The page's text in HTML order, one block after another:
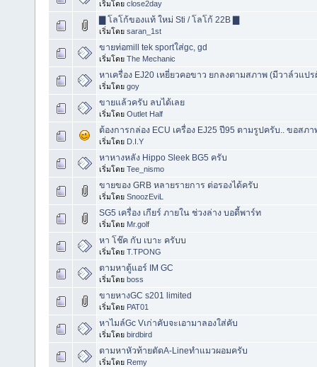
เริ่มโดย close2day
▇ โลโก้ของแท้ ใหม่ Sti / โลโก้ 22B ▇
เริ่มโดย saran_1st
ขายท่อmill tek sportใส่gc, gd
เริ่มโดย The Mechanic
หาเครื่อง EJ20 เหยี่ยวคอขาว ยกลงตามสภาพ (มีวาล์วแป
เริ่มโดย goy
ขายแล้วครับ ลบได้เลย
เริ่มโดย Outlet Half
ต้องการกล่อง ECU เครื่อง EJ25 ปี95 ตามรูปครับ.. ขอสภ
เริ่มโดย D.I.Y
หาหางหลัง Hippo Sleek BG5 ครับ
เริ่มโดย Tee_nismo
ขายของ GRB หลายรายการ ต่อรองได้ครับ
เริ่มโดย SnoozEviL
SG5 เครื่อง เกียร์ ภายใน ช่วงล่าง บอดี้พาร์ท
เริ่มโดย Mr.golf
หา โช๊ค กับ เบาะ ครับบ
เริ่มโดย T.TPONG
ตามหาตู้แอร์ IM GC
เริ่มโดย boss
ขายหางGC s201 limited
เริ่มโดย PAT01
หาไมล์Gc Vเก่าคับจะเอามาลองใส่คับ
เริ่มโดย birdbird
ตามหาหัวท้ายตัดA-Lineทำแมวผอมครับ
เริ่มโดย Remy